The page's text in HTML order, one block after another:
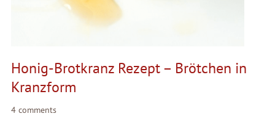
Honig-Brotkranz Rezept – Brötchen in
Kranzform
4 comments